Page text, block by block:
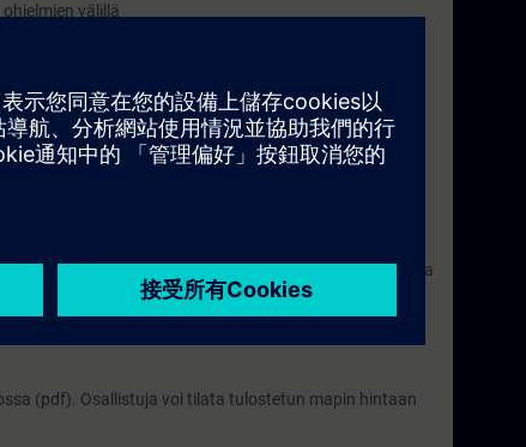
välillä
ohjelmien avulla
tuottavuutta simulointien avulla.
ja virheet korjata pitkälti jo ennen varsinaista
Parasta olisi jos samalla kurssilla olisi samasta
automaatio-osaamisesta ja TIA-Portal ohjelmiston
(pdf). Osallistuja voi tilata tulostetun mapin hintaan